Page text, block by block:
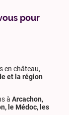
pour
en château,
et la région
à Arcachon,
le Médoc, les